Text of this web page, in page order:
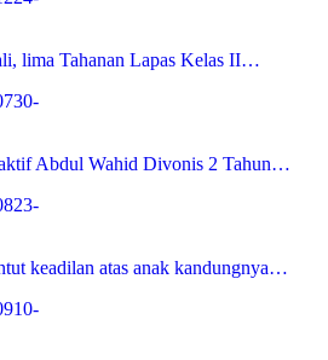
lima Tahanan Lapas Kelas II…
Abdul Wahid Divonis 2 Tahun…
keadilan atas anak kandungnya…